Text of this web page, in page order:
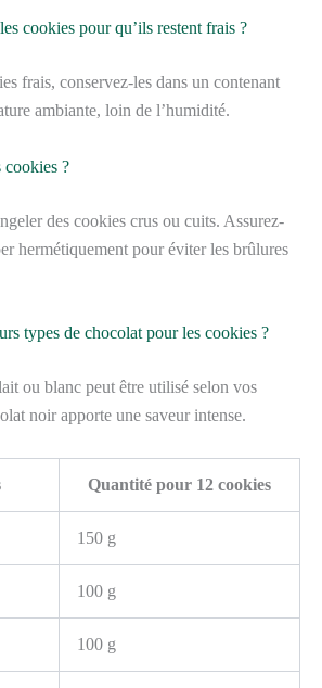
cookies pour qu’ils restent frais ?
frais, conservez-les dans un contenant
ambiante, loin de l’humidité.
cookies ?
des cookies crus ou cuits. Assurez-
hermétiquement pour éviter les brûlures
types de chocolat pour les cookies ?
ou blanc peut être utilisé selon vos
noir apporte une saveur intense.
Quantité pour 12 cookies
150 g
100 g
100 g